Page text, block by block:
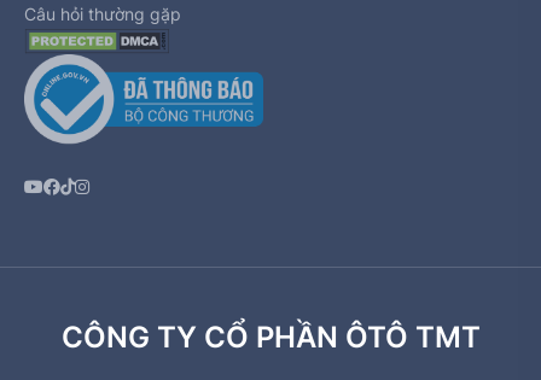
Câu hỏi thường gặp
CÔNG TY CỔ PHẦN ÔTÔ TMT